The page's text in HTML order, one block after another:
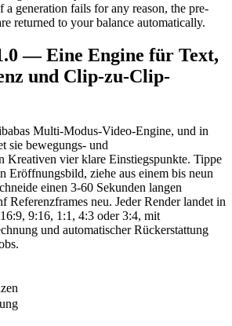
a generation fails for any reason, the pre-
returned to your balance automatically.
— Eine Engine für Text,
und Clip-zu-Clip-
Multi-Modus-Video-Engine, und in
sie bewegungs- und
Kreativen vier klare Einstiegspunkte. Tippe
Eröffnungsbild, ziehe aus einem bis neun
einen 3-60 Sekunden langen
Referenzframes neu. Jeder Render landet in
9:16, 1:1, 4:3 oder 3:4, mit
und automatischer Rückerstattung